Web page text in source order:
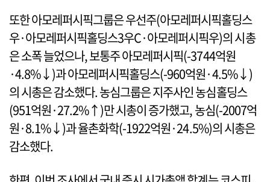
또한 아모레퍼시픽그룹은 우선주(아모레퍼시픽홀딩스
우·아모레퍼시픽홀딩스3우C·아모레퍼시픽우)의 시총
은 소폭 늘었으나, 보통주 아모레퍼시픽(-3744억원
·4.8%↓)과 아모레퍼시픽홀딩스(-960억원·4.5%↓)
의 시총은 감소했다. 농심그룹은 지주사인 농심홀딩스
(951억원·27.2%↑)만 시총이 증가했고, 농심(-2007억
원·8.1%↓)과 율촌화학(-1922억원·24.5%)의 시총은
감소했다.